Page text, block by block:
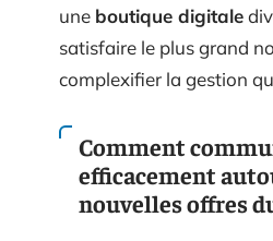
une boutique digitale
satisfaire le plus grand
complexifier la gestion
Comment
efficacement
nouvelles offres